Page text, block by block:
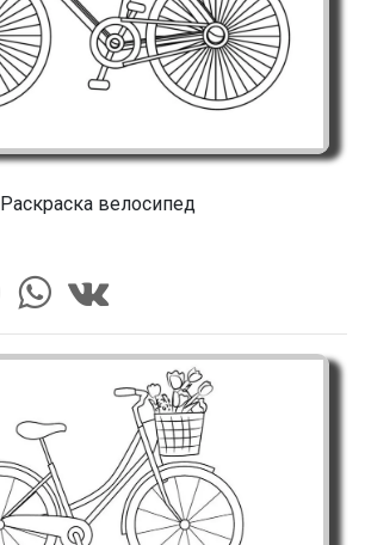
Раскраска велосипед